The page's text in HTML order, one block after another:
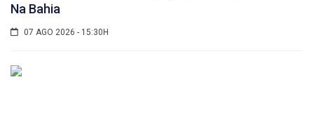
Na Bahia
07 AGO 2026 - 15:30H